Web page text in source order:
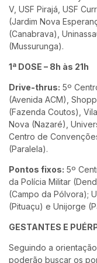
V, USF Pirajá, USF
(Jardim Nova
(Canabrava),
(Mussurunga).
1ª DOSE – 8h às 21h
Drive-thrus: 5º
(Avenida ACM),
(Fazenda Coutos),
Nova (Nazaré),
Centro de
(Paralela).
Pontos fixos: 5º
da Polícia Militar
(Campo da Pólvora);
(Pituaçu) e Unijorge
GESTANTES E
Seguindo a
poderão buscar os